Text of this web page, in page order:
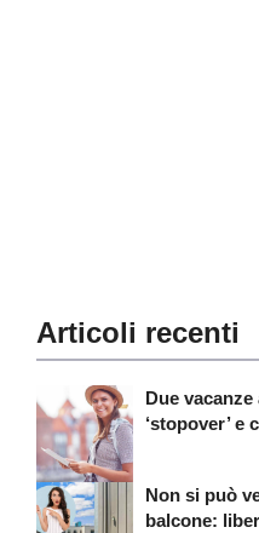
Articoli recenti
Due
‘stopover’ e
Non si può
balcone: